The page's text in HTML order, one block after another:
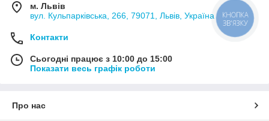
м. Львів
вул. Кульпарківська, 266, 79071, Львів, Україна
Контакти
Сьогодні працює з 10:00 до 15:00
Показати весь графік роботи
Про нас
КНОПКА
ЗВ'ЯЗКУ